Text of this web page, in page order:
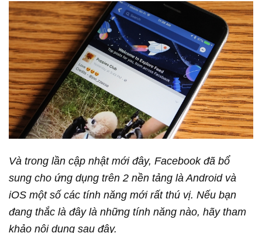
Và trong lần cập nhật mới đây, Facebook đã bổ
sung cho ứng dụng trên 2 nền tảng là Android và
iOS một số các tính năng mới rất thú vị. Nếu bạn
đang thắc là đây là những tính năng nào, hãy tham
khảo nội dung sau đây.